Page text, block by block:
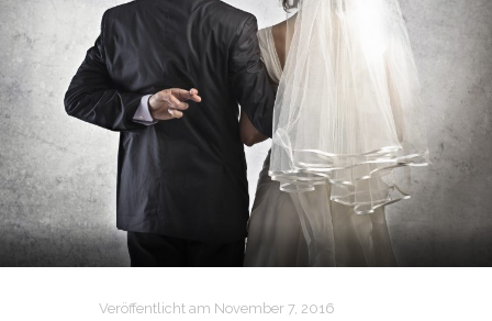
Veröffentlicht am November 7, 2016